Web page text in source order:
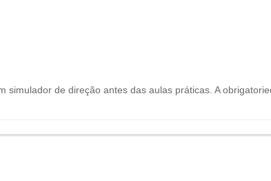
de direção antes das aulas práticas. A